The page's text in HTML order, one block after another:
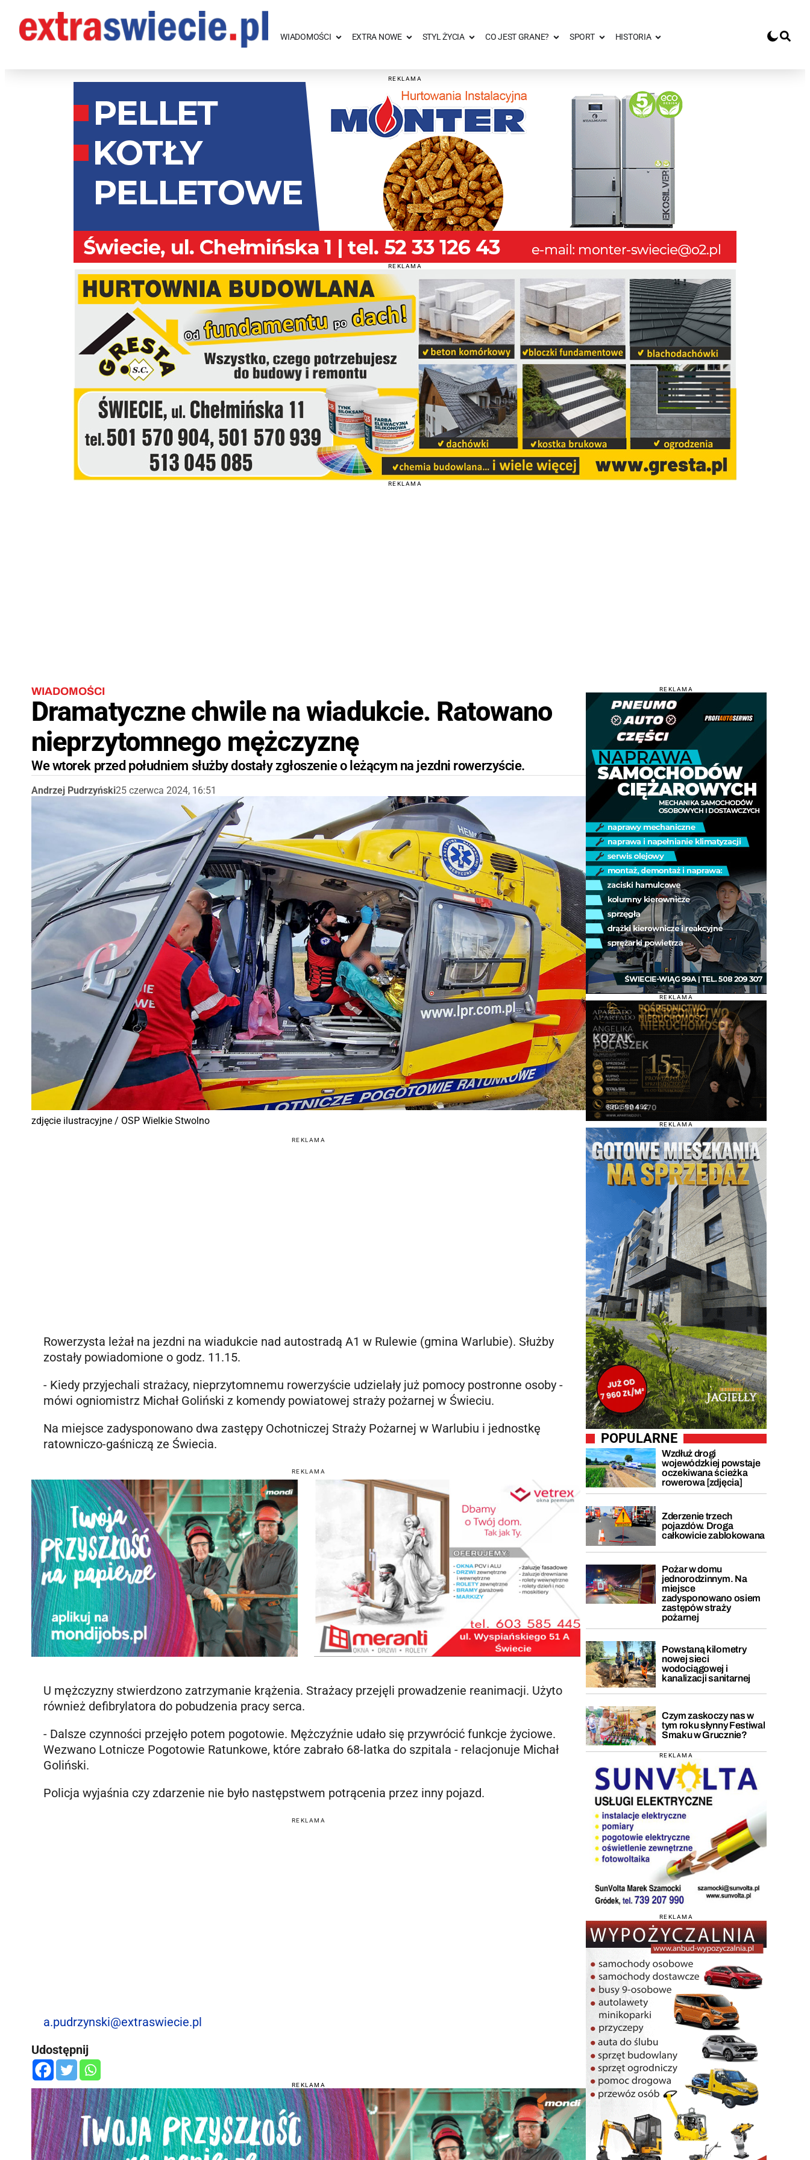
WIADOMOŚCI EXTRA NOWE STYL ŻYCIA CO JEST GRANE? SPORT HISTORIA
REKLAMA
REKLAMA
REKLAMA
WIADOMOŚCI
Dramatyczne chwile na wiadukcie. Ratowano
nieprzytomnego mężczyznę
We wtorek przed południem służby dostały zgłoszenie o leżącym na jezdni rowerzyście.
Andrzej Pudrzyński25 czerwca 2024, 16:51
zdjęcie ilustracyjne / OSP Wielkie Stwolno
REKLAMA
Rowerzysta leżał na jezdni na wiadukcie nad autostradą A1 w Rulewie (gmina Warlubie). Służby
zostały powiadomione o godz. 11.15.
- Kiedy przyjechali strażacy, nieprzytomnemu rowerzyście udzielały już pomocy postronne osoby -
mówi ogniomistrz Michał Goliński z komendy powiatowej straży pożarnej w Świeciu.
Na miejsce zadysponowano dwa zastępy Ochotniczej Straży Pożarnej w Warlubiu i jednostkę
ratowniczo-gaśniczą ze Świecia.
REKLAMA
U mężczyzny stwierdzono zatrzymanie krążenia. Strażacy przejęli prowadzenie reanimacji. Użyto
również defibrylatora do pobudzenia pracy serca.
- Dalsze czynności przejęło potem pogotowie. Mężczyźnie udało się przywrócić funkcje życiowe.
Wezwano Lotnicze Pogotowie Ratunkowe, które zabrało 68-latka do szpitala - relacjonuje Michał
Goliński.
Policja wyjaśnia czy zdarzenie nie było następstwem potrącenia przez inny pojazd.
REKLAMA
a.pudrzynski@extraswiecie.pl
Udostępnij
REKLAMA
REKLAMA
REKLAMA
REKLAMA
POPULARNE
Wzdłuż drogi
wojewódzkiej powstaje
oczekiwana ścieżka
rowerowa [zdjęcia]
Zderzenie trzech
pojazdów. Droga
całkowicie zablokowana
Pożar w domu
jednorodzinnym. Na
miejsce
zadysponowano osiem
zastępów straży
pożarnej
Powstaną kilometry
nowej sieci
wodociągowej i
kanalizacji sanitarnej
Czym zaskoczy nas w
tym roku słynny Festiwal
Smaku w Grucznie?
REKLAMA
REKLAMA